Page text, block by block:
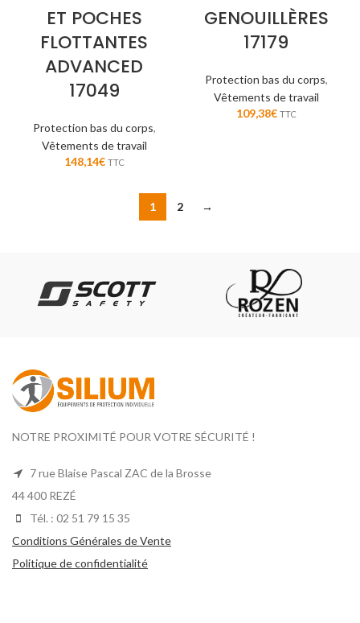
ET POCHES
FLOTTANTES
ADVANCED
17049
Protection bas du corps,
Vêtements de travail
148,14€ TTC
GENOUILLÈRES
17179
Protection bas du corps,
Vêtements de travail
109,38€ TTC
1 2 →
NOTRE PROXIMITÉ POUR VOTRE SÉCURITÉ !
7 rue Blaise Pascal ZAC de la Brosse
44 400 REZÉ
Tél. : 02 51 79 15 35
Conditions Générales de Vente
Politique de confidentialité